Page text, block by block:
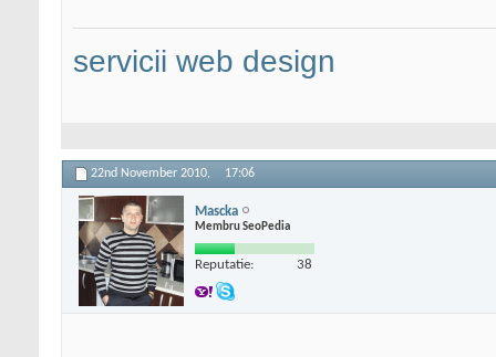
servicii web design
22nd November 2010, 17:06
Mascka
Membru SeoPedia
Reputatie: 38